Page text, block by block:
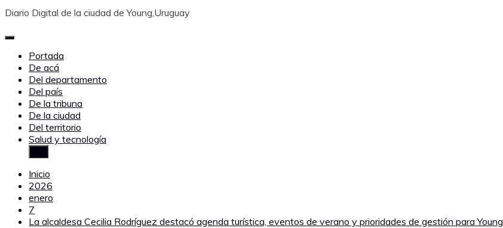
Diario Digital de la ciudad de Young,Uruguay
Portada
De acá
Del departamento
Del país
De la tribuna
De la ciudad
Del territorio
Salud y tecnología
Inicio
2026
enero
7
La alcaldesa Cecilia Rodríguez destacó agenda turística, eventos de verano y prioridades de gestión para Young